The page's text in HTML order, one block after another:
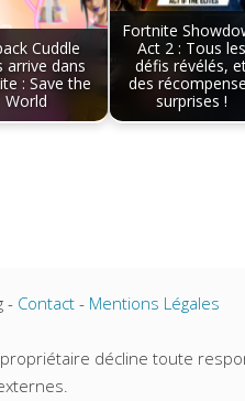
Cuddle
arrive dans
: Save the
World
Fortnite
Act 2 : Tous les
défis révélés,
des
surprises !
- Contact - Mentions Légales
décline toute